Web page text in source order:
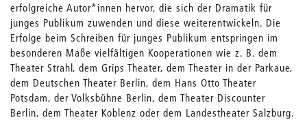
erfolgreiche Autor*innen hervor, die sich der Dramatik für
junges Publikum zuwenden und diese weiterentwickeln. Die
Erfolge beim Schreiben für junges Publikum entspringen im
besonderen Maße vielfältigen Kooperationen wie z. B. dem
Theater Strahl, dem Grips Theater, dem Theater in der Parkaue,
dem Deutschen Theater Berlin, dem Hans Otto Theater
Potsdam, der Volksbühne Berlin, dem Theater Discounter
Berlin, dem Theater Koblenz oder dem Landestheater Salzburg.